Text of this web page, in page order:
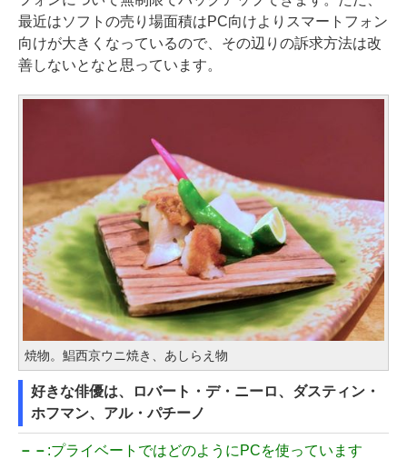
最近はソフトの売り場面積はPC向けよりスマートフォン
向けが大きくなっているので、その辺りの訴求方法は改
善しないとなと思っています。
焼物。鯧西京ウニ焼き、あしらえ物
好きな俳優は、ロバート・デ・ニーロ、ダスティン・
ホフマン、アル・パチーノ
－－ :プライベートではどのようにPCを使っています